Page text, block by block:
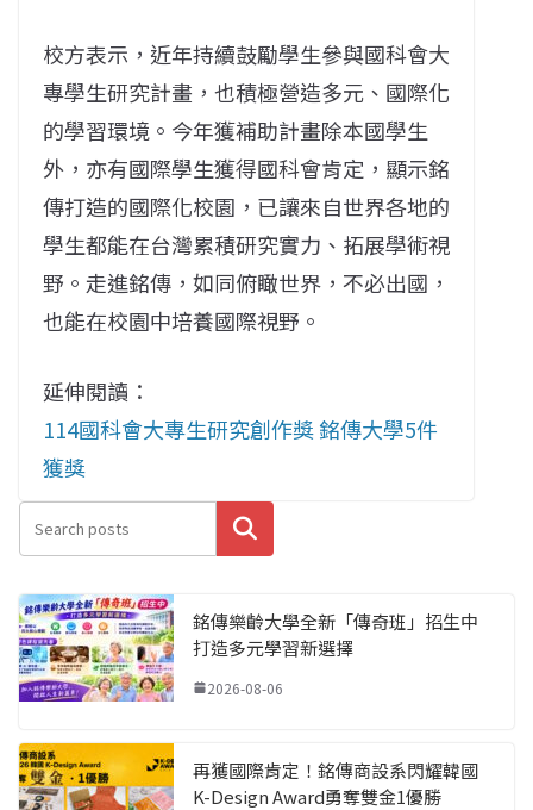
校方表示，近年持續鼓勵學生參與國科會大
專學生研究計畫，也積極營造多元、國際化
的學習環境。今年獲補助計畫除本國學生
外，亦有國際學生獲得國科會肯定，顯示銘
傳打造的國際化校園，已讓來自世界各地的
學生都能在台灣累積研究實力、拓展學術視
野。走進銘傳，如同俯瞰世界，不必出國，
也能在校園中培養國際視野。
延伸閱讀：
114國科會大專生研究創作獎 銘傳大學5件
獲獎
搜尋
銘傳樂齡大學全新「傳奇班」招生中
打造多元學習新選擇
2026-08-06
再獲國際肯定！銘傳商設系閃耀韓國
K-Design Award勇奪雙金1優勝